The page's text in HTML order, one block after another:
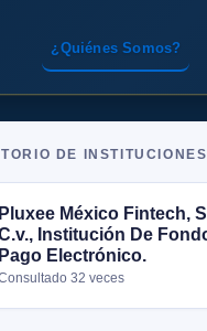
¿Quiénes Somos?
DE
Pluxee México Fintech,
Institución De
Pago Electrónico.
32 veces